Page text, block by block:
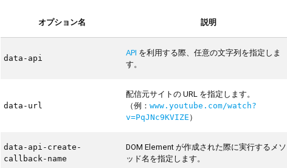
オプション名 説明
data-api
API を利用する際、任意の文字列を指定しま
す。
data-url
配信元サイトの URL を指定します。
（例：www.youtube.com/watch?
v=PqJNc9KVIZE ）
data-api-create-
callback-name
DOM Element が作成された際に実行するメソ
ッド名を指定します。